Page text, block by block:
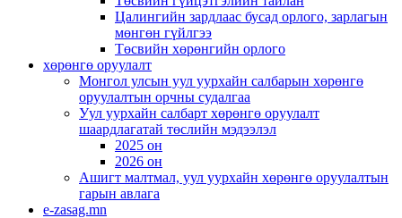
Цалингийн зардлаас бусад орлого, зарлагын
мөнгөн гүйлгээ
Төсвийн хөрөнгийн орлого
хөрөнгө оруулалт
Монгол улсын уул уурхайн салбарын хөрөнгө
оруулалтын орчны судалгаа
Уул уурхайн салбарт хөрөнгө оруулалт
шаардлагатай төслийн мэдээлэл
2025 он
2026 он
Ашигт малтмал, уул уурхайн хөрөнгө оруулалтын
гарын авлага
e-zasag.mn